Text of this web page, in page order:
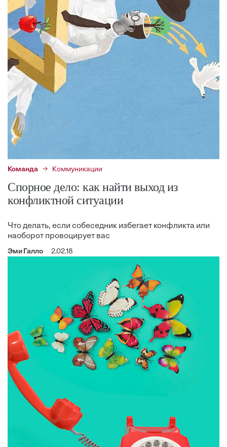
Команда Коммуникации
Спорное дело: как найти выход из
конфликтной ситуации
Что делать, если собеседник избегает конфликта или
наоборот провоцирует вас
Эми Галло 2.02.18